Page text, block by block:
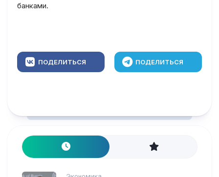
банками.
ПОДЕЛИТЬСЯ ПОДЕЛИТЬСЯ